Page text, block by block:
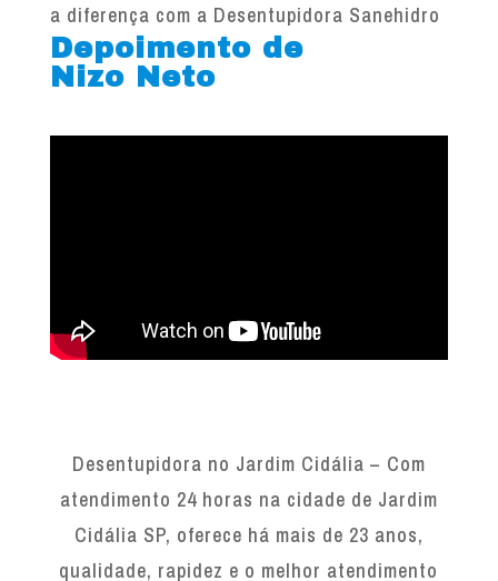
a diferença com a Desentupidora Sanehidro
Depoimento de
Nizo Neto
Desentupidora no Jardim Cidália – Com
atendimento 24 horas na cidade de Jardim
Cidália SP, oferece há mais de 23 anos,
qualidade, rapidez e o melhor atendimento